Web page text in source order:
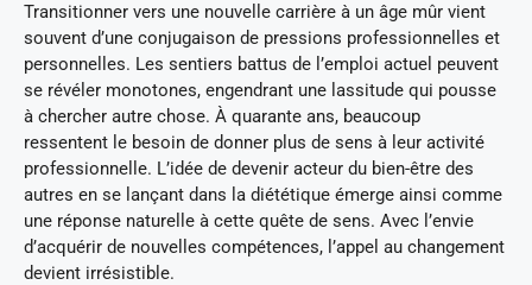
Transitionner vers une nouvelle carrière à un âge mûr vient
souvent d’une conjugaison de pressions professionnelles et
personnelles. Les sentiers battus de l’emploi actuel peuvent
se révéler monotones, engendrant une lassitude qui pousse
à chercher autre chose. À quarante ans, beaucoup
ressentent le besoin de donner plus de sens à leur activité
professionnelle. L’idée de devenir acteur du bien-être des
autres en se lançant dans la diététique émerge ainsi comme
une réponse naturelle à cette quête de sens. Avec l’envie
d’acquérir de nouvelles compétences, l’appel au changement
devient irrésistible.